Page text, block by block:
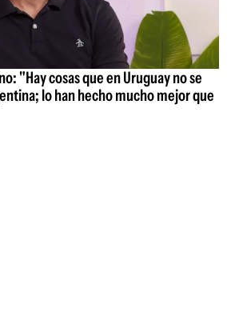
"Hay cosas que en Uruguay no se
lo han hecho mucho mejor que